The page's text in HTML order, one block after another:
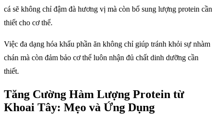
cá sẽ không chỉ đậm đà hương vị mà còn bổ sung lượng protein cần
thiết cho cơ thể.
Việc đa dạng hóa khẩu phần ăn không chỉ giúp tránh khỏi sự nhàm
chán mà còn đảm bảo cơ thể luôn nhận đủ chất dinh dưỡng cần
thiết.
Tăng Cường Hàm Lượng Protein từ
Khoai Tây: Mẹo và Ứng Dụng